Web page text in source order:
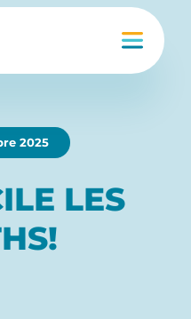
2025
LES